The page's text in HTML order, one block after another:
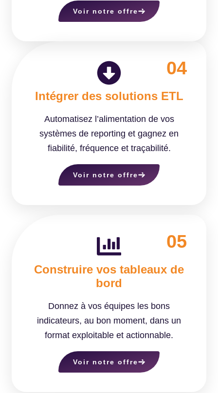
Voir notre offre
04
Intégrer des solutions ETL
Automatisez l’alimentation de vos
systèmes de reporting et gagnez en
fiabilité, fréquence et traçabilité.
Voir notre offre
05
Construire vos tableaux de
bord
Donnez à vos équipes les bons
indicateurs, au bon moment, dans un
format exploitable et actionnable.
Voir notre offre